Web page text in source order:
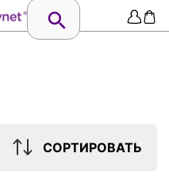
СОРТИРОВАТЬ